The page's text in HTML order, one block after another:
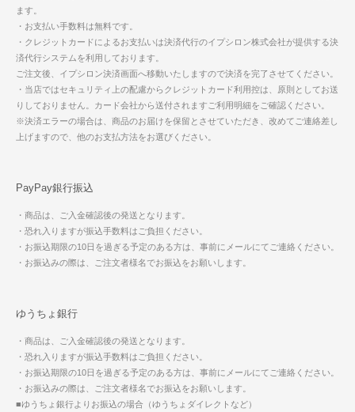
ます。
・お支払い手数料は無料です。
・クレジットカードによるお支払いは決済代行のイプシロン株式会社が提供する決
済代行システムを利用しております。
ご注文後、イプシロン決済画面へ移動いたしますので決済を完了させてください。
・当店ではセキュリティ上の配慮からクレジットカード利用控は、原則としてお送
りしておりません。カード会社から送付されますご利用明細をご確認ください。
※決済エラーの場合は、商品のお届けを保留とさせていただき、改めてご連絡差し
上げますので、他のお支払方法をお選びください。
PayPay銀行振込
・商品は、ご入金確認後の発送となります。
・恐れ入りますが振込手数料はご負担ください。
・お振込期限の10日を過ぎる予定のある方は、事前にメールにてご連絡ください。
・お振込みの際は、ご注文者様名でお振込をお願いします。
ゆうちょ銀行
・商品は、ご入金確認後の発送となります。
・恐れ入りますが振込手数料はご負担ください。
・お振込期限の10日を過ぎる予定のある方は、事前にメールにてご連絡ください。
・お振込みの際は、ご注文者様名でお振込をお願いします。
■ゆうちょ銀行よりお振込の場合（ゆうちょダイレクトなど）